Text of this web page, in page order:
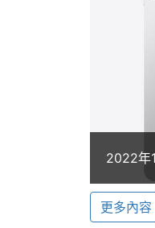
1,000
支援最
也能優
Apple
多距離顯
面夾，能
主螢幕
主螢幕
2022年
低價格
更多內容